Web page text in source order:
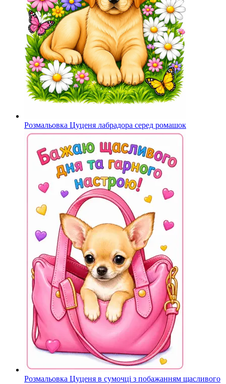
Розмальовка Цуценя лабрадора серед ромашок
Розмальовка Цуценя в сумочці з побажанням щасливого